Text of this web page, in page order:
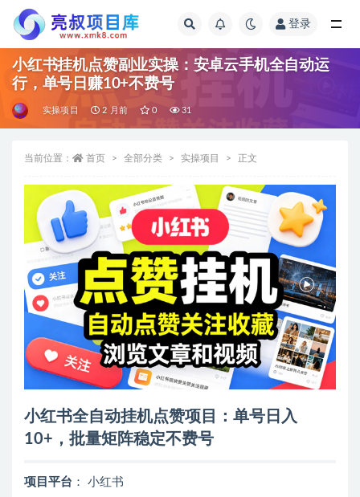
登录
小红书挂机点赞副业实操：安卓云手机全自动运
行，单号日赚10+不费号
实操项目 2 月前 0 31
当前位置： 首页 全部分类 实操项目 正文
小红书全自动挂机点赞项目：单号日入
10+，批量矩阵稳定不费号
项目平台 ： 小红书